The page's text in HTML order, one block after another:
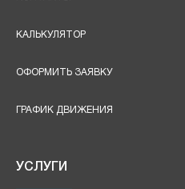
КАЛЬКУЛЯТОР
ОФОРМИТЬ ЗАЯВКУ
ГРАФИК ДВИЖЕНИЯ
УСЛУГИ